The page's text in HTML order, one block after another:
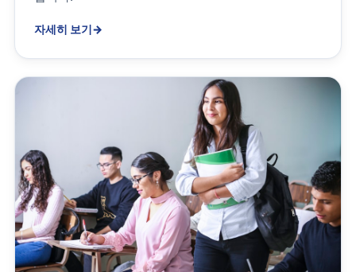
자세히 보기→